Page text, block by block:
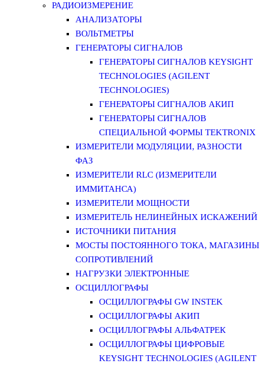
РАДИОИЗМЕРЕНИЕ
АНАЛИЗАТОРЫ
ВОЛЬТМЕТРЫ
ГЕНЕРАТОРЫ СИГНАЛОВ
ГЕНЕРАТОРЫ СИГНАЛОВ KEYSIGHT
TECHNOLOGIES (AGILENT
TECHNOLOGIES)
ГЕНЕРАТОРЫ СИГНАЛОВ АКИП
ГЕНЕРАТОРЫ СИГНАЛОВ
СПЕЦИАЛЬНОЙ ФОРМЫ TEKTRONIX
ИЗМЕРИТЕЛИ МОДУЛЯЦИИ, РАЗНОСТИ
ФАЗ
ИЗМЕРИТЕЛИ RLC (ИЗМЕРИТЕЛИ
ИММИТАНСА)
ИЗМЕРИТЕЛИ МОЩНОСТИ
ИЗМЕРИТЕЛЬ НЕЛИНЕЙНЫХ ИСКАЖЕНИЙ
ИСТОЧНИКИ ПИТАНИЯ
МОСТЫ ПОСТОЯННОГО ТОКА, МАГАЗИНЫ
СОПРОТИВЛЕНИЙ
НАГРУЗКИ ЭЛЕКТРОННЫЕ
ОСЦИЛЛОГРАФЫ
ОСЦИЛЛОГРАФЫ GW INSTEK
ОСЦИЛЛОГРАФЫ АКИП
ОСЦИЛЛОГРАФЫ АЛЬФАТРЕК
ОСЦИЛЛОГРАФЫ ЦИФРОВЫЕ
KEYSIGHT TECHNOLOGIES (AGILENT